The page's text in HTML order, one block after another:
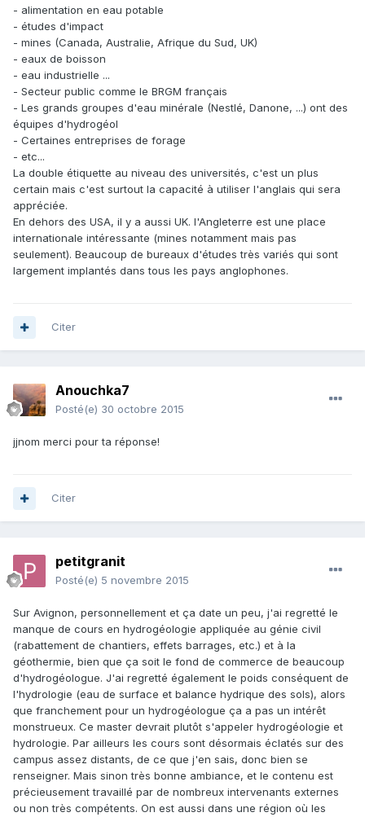
- alimentation en eau potable
- études d'impact
- mines (Canada, Australie, Afrique du Sud, UK)
- eaux de boisson
- eau industrielle ...
- Secteur public comme le BRGM français
- Les grands groupes d'eau minérale (Nestlé, Danone, ...) ont des
équipes d'hydrogéol
- Certaines entreprises de forage
- etc...
La double étiquette au niveau des universités, c'est un plus
certain mais c'est surtout la capacité à utiliser l'anglais qui sera
appréciée.
En dehors des USA, il y a aussi UK. l'Angleterre est une place
internationale intéressante (mines notamment mais pas
seulement). Beaucoup de bureaux d'études très variés qui sont
largement implantés dans tous les pays anglophones.
Citer
Anouchka7
Posté(e) 30 octobre 2015
jjnom merci pour ta réponse!
Citer
petitgranit
Posté(e) 5 novembre 2015
Sur Avignon, personnellement et ça date un peu, j'ai regretté le
manque de cours en hydrogéologie appliquée au génie civil
(rabattement de chantiers, effets barrages, etc.) et à la
géothermie, bien que ça soit le fond de commerce de beaucoup
d'hydrogéologue. J'ai regretté également le poids conséquent de
l'hydrologie (eau de surface et balance hydrique des sols), alors
que franchement pour un hydrogéologue ça a pas un intérêt
monstrueux. Ce master devrait plutôt s'appeler hydrogéologie et
hydrologie. Par ailleurs les cours sont désormais éclatés sur des
campus assez distants, de ce que j'en sais, donc bien se
renseigner. Mais sinon très bonne ambiance, et le contenu est
précieusement travaillé par de nombreux intervenants externes
ou non très compétents. On est aussi dans une région où les